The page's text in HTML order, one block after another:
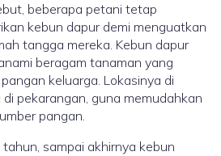
beberapa petani tetap
kebun dapur demi menguatkan
tangga mereka. Kebun dapur
beragam tanaman yang
keluarga. Lokasinya di
pekarangan, guna memudahkan
pangan.
sampai akhirnya kebun